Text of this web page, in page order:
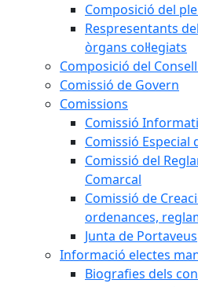
Composició del
Respresentants
òrgans col·legiats
Composició del
Comissió de Govern
Comissions
Comissió
Comissió Especial
Comissió del
Comarcal
Comissió de
ordenances,
Junta de Portaveus
Informació electes
Biografies dels